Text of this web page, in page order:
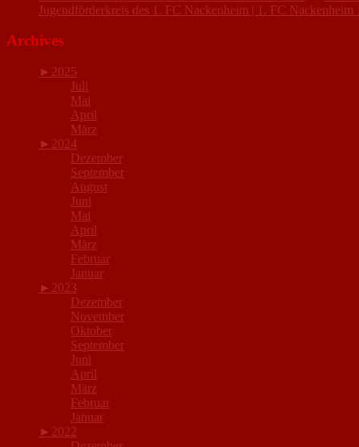
Jugendförderkreis des 1. FC Nackenheim | 1. FC Nackenheim
Archives
► 2025
Juli
Mai
April
März
► 2024
Dezember
September
August
Juni
Mai
April
März
Februar
Januar
► 2023
Dezember
November
Oktober
September
Juni
April
März
Februar
Januar
► 2022